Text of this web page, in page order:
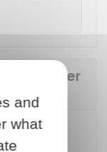
licencier
?
votre
and
what